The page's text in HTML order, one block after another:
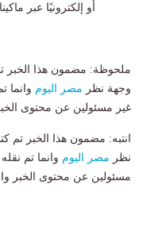
أو إلكترونيًا عبر
ملحوظة: مضمون هذا الخبر
وجهة نظر مصر اليوم وانما
غير مسئولين عن محتوى
انتبه: مضمون هذا الخبر تم
نظر مصر اليوم وانما تم
مسئولين عن محتوى الخبر